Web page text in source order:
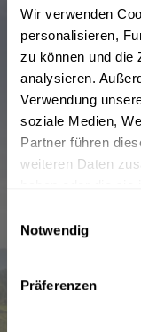
Wir verwenden
personalisieren,
zu können und die
analysieren.
Verwendung
soziale Medien,
Partner führen
weiteren Daten
Notwendig
Präferenzen
Beliebtheit
Lufthansa
Regionen,